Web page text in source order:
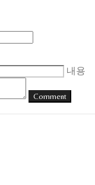
내용
Comment